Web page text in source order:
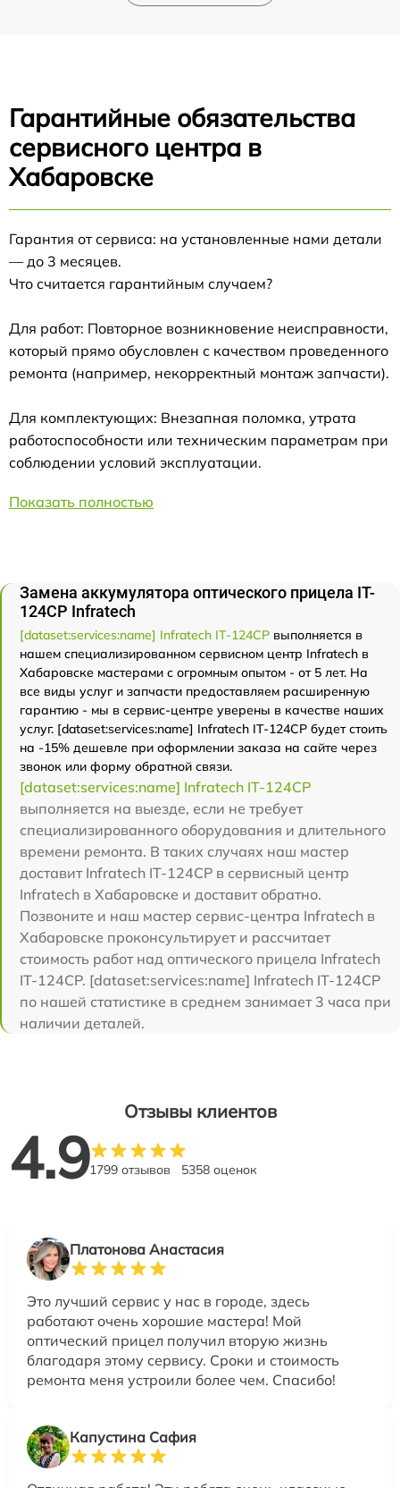
Гарантийные обязательства
сервисного центра в
Хабаровске
Гарантия от сервиса: на установленные нами детали
— до 3 месяцев.
Что считается гарантийным случаем?
Для работ: Повторное возникновение неисправности,
который прямо обусловлен с качеством проведенного
ремонта (например, некорректный монтаж запчасти).
Для комплектующих: Внезапная поломка, утрата
работоспособности или техническим параметрам при
соблюдении условий эксплуатации.
Показать полностью
Замена аккумулятора оптического прицела IT-
124CP Infratech
[dataset:services:name] Infratech IT-124CP выполняется в
нашем специализированном сервисном центр Infratech в
Хабаровске мастерами с огромным опытом - от 5 лет. На
все виды услуг и запчасти предоставляем расширенную
гарантию - мы в сервис-центре уверены в качестве наших
услуг. [dataset:services:name] Infratech IT-124CP будет стоить
на -15% дешевле при оформлении заказа на сайте через
звонок или форму обратной связи.
[dataset:services:name] Infratech IT-124CP
выполняется на выезде, если не требует
специализированного оборудования и длительного
времени ремонта. В таких случаях наш мастер
доставит Infratech IT-124CP в сервисный центр
Infratech в Хабаровске и доставит обратно.
Позвоните и наш мастер сервис-центра Infratech в
Хабаровске проконсультирует и рассчитает
стоимость работ над оптического прицела Infratech
IT-124CP. [dataset:services:name] Infratech IT-124CP
по нашей статистике в среднем занимает 3 часа при
наличии деталей.
Отзывы клиентов
4.91799 отзывов 5358 оценок
Платонова Анастасия
Это лучший сервис у нас в городе, здесь
работают очень хорошие мастера! Мой
оптический прицел получил вторую жизнь
благодаря этому сервису. Сроки и стоимость
ремонта меня устроили более чем. Спасибо!
Капустина Сафия